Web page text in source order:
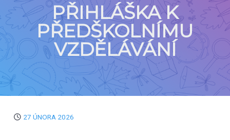
PŘIHLÁŠKA K
PŘEDŠKOLNÍMU
VZDĚLÁVÁNÍ
27 ÚNORA 2026